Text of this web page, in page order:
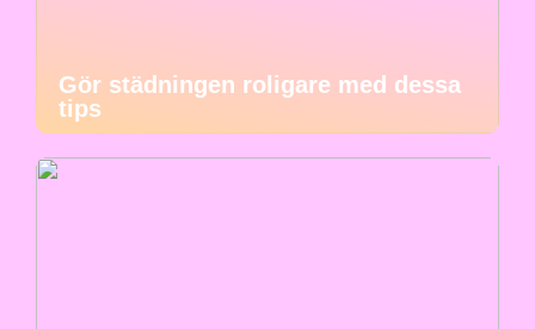
Gör städningen roligare med dessa
tips